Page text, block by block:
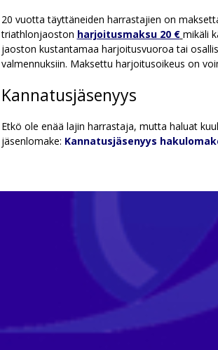
20 vuotta täyttäneiden harrastajien on
triathlonjaoston harjoitusmaksu 20 € mikäli
jaoston kustantamaa harjoitusvuoroa tai
valmennuksiin. Maksettu harjoitusoikeus on
Kannatusjäsenyys
Etkö ole enää lajin harrastaja, mutta haluat
jäsenlomake: Kannatusjäsenyys